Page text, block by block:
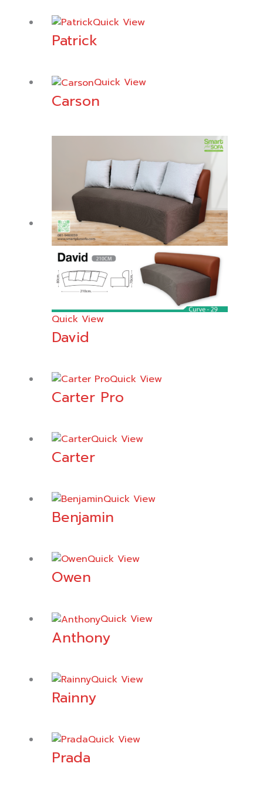
Quick View
Patrick
Quick View
Carson
Quick View
David
Quick View
Carter Pro
Quick View
Carter
Quick View
Benjamin
Quick View
Owen
Quick View
Anthony
Quick View
Rainny
Quick View
Prada